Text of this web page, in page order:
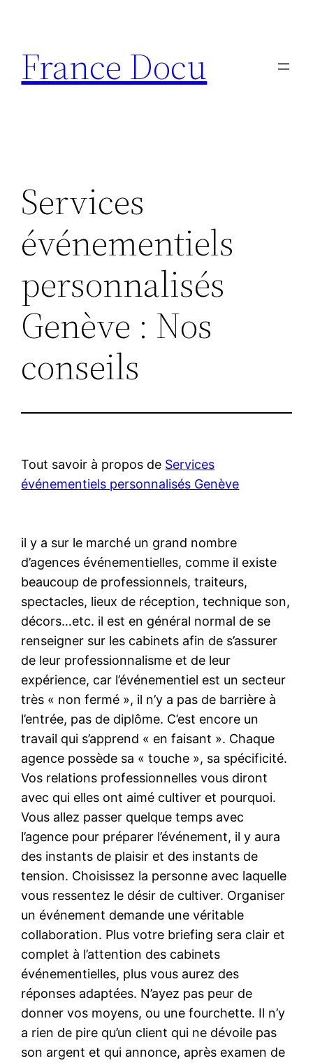
contenu
France Docu
Services
événementiels
personnalisés
Genève : Nos
conseils
Tout savoir à propos de Services
événementiels personnalisés Genève
il y a sur le marché un grand nombre
d’agences événementielles, comme il existe
beaucoup de professionnels, traiteurs,
spectacles, lieux de réception, technique son,
décors…etc. il est en général normal de se
renseigner sur les cabinets afin de s’assurer
de leur professionnalisme et de leur
expérience, car l’événementiel est un secteur
très « non fermé », il n’y a pas de barrière à
l’entrée, pas de diplôme. C’est encore un
travail qui s’apprend « en faisant ». Chaque
agence possède sa « touche », sa spécificité.
Vos relations professionnelles vous diront
avec qui elles ont aimé cultiver et pourquoi.
Vous allez passer quelque temps avec
l’agence pour préparer l’événement, il y aura
des instants de plaisir et des instants de
tension. Choisissez la personne avec laquelle
vous ressentez le désir de cultiver. Organiser
un événement demande une véritable
collaboration. Plus votre briefing sera clair et
complet à l’attention des cabinets
événementielles, plus vous aurez des
réponses adaptées. N’ayez pas peur de
donner vos moyens, ou une fourchette. Il n’y
a rien de pire qu’un client qui ne dévoile pas
son argent et qui annonce, après examen de